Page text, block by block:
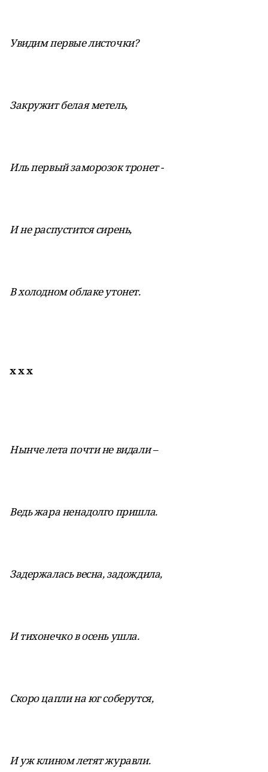
Увидим первые листочки?
Закружит белая метель,
Иль первый заморозок тронет -
И не распустится сирень,
В холодном облаке утонет.
х х х
Нынче лета почти не видали –
Ведь жара ненадолго пришла.
Задержалась весна, задождила,
И тихонечко в осень ушла.
Скоро цапли на юг соберутся,
И уж клином летят журавли.